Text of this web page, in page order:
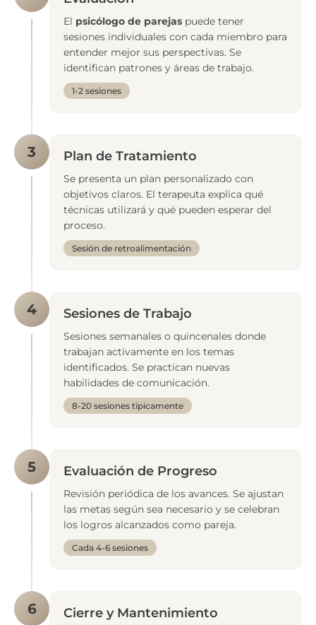
El psicólogo de parejas puede tener
sesiones individuales con cada miembro para
entender mejor sus perspectivas. Se
identifican patrones y áreas de trabajo.
1-2 sesiones
3 Plan de Tratamiento
Se presenta un plan personalizado con
objetivos claros. El terapeuta explica qué
técnicas utilizará y qué pueden esperar del
proceso.
Sesión de retroalimentación
4 Sesiones de Trabajo
Sesiones semanales o quincenales donde
trabajan activamente en los temas
identificados. Se practican nuevas
habilidades de comunicación.
8-20 sesiones típicamente
5 Evaluación de Progreso
Revisión periódica de los avances. Se ajustan
las metas según sea necesario y se celebran
los logros alcanzados como pareja.
Cada 4-6 sesiones
6 Cierre y Mantenimiento